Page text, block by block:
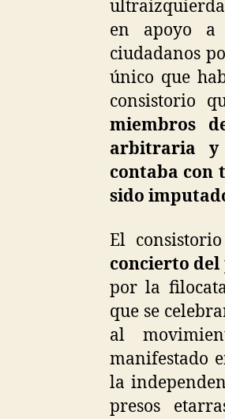
en apoyo
ciudadanos
único que
consistorio
miembros
arbitraria y
contaba con
sido
El
concierto del
por la
que se
al
manifestado
la
presos